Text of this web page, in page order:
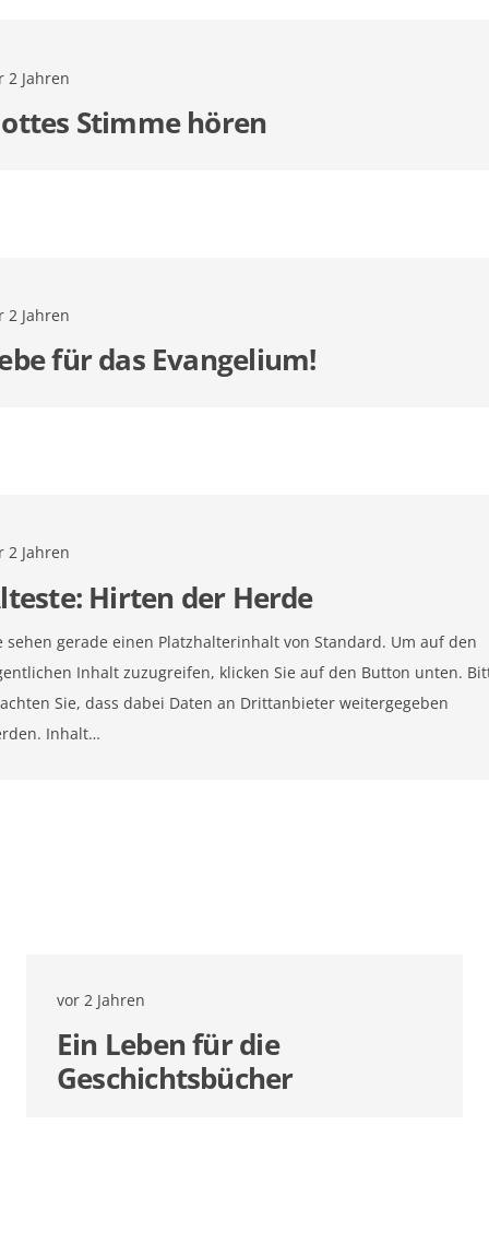
2 Jahren
Stimme hören
2 Jahren
für das Evangelium!
2 Jahren
Hirten der Herde
sehen gerade einen Platzhalterinhalt von Standard. Um auf den
Inhalt zuzugreifen, klicken Sie auf den Button unten.
Sie, dass dabei Daten an Drittanbieter weitergegeben
Inhalt…
vor 2 Jahren
Ein Leben für die
Geschichtsbücher